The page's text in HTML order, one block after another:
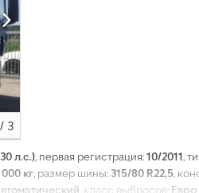
/ 3
л.с.), первая регистрация:10/2011,
кг, размер шины: 315/80 R22,5,
, класс выбросов: Евро